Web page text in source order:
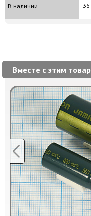
В наличии 36
Вместе с этим